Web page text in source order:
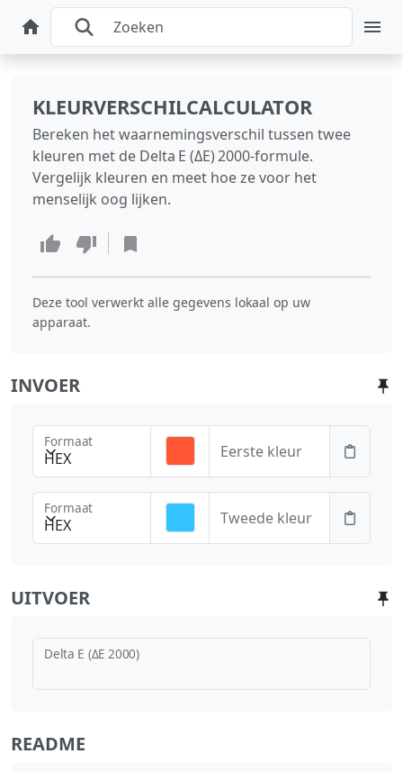
KLEURVERSCHILCALCULATOR
Bereken het waarnemingsverschil tussen twee
kleuren met de Delta E (ΔE) 2000‑formule.
Vergelijk kleuren en meet hoe ze voor het
menselijk oog lijken.
Deze tool verwerkt alle gegevens lokaal op uw
apparaat.
INVOER
HEX
Formaat
Eerste kleur
HEX
Formaat
Tweede kleur
UITVOER
Delta E (ΔE 2000)
README